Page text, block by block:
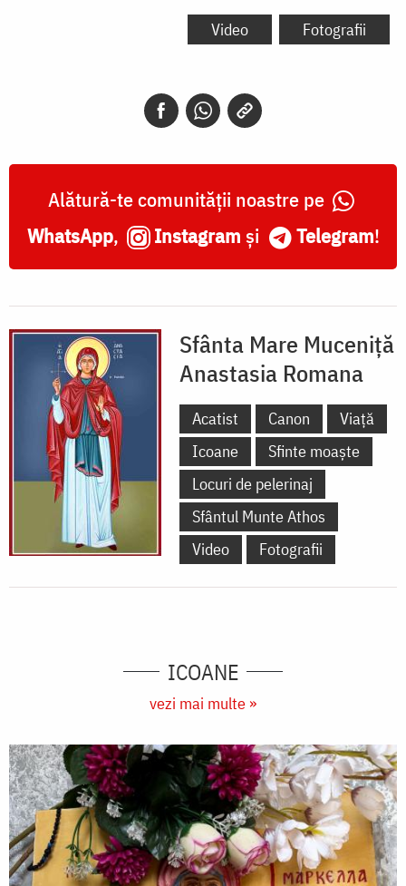
Video Fotografii
Alătură-te comunității noastre pe
WhatsApp, Instagram și Telegram!
Sfânta Mare Muceniță
Anastasia Romana
Acatist Canon
Viață
Icoane
Sfinte moaște
Locuri de pelerinaj
Sfântul Munte Athos
Video
Fotografii
ICOANE
vezi mai multe »